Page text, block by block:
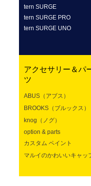
tern SURGE
tern SURGE PRO
tern SURGE UNO
アクセサリー＆パ
ツ
ABUS（アブス）
BROOKS（ブルックス）
knog（ノグ）
option & parts
カスタム ペイント
マルイのかわいいキャッ